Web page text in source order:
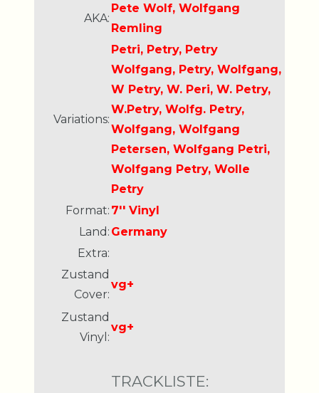
AKA:
Pete Wolf, Wolfgang
Remling
Variations:
Petri, Petry, Petry
Wolfgang, Petry, Wolfgang,
W Petry, W. Peri, W. Petry,
W.Petry, Wolfg. Petry,
Wolfgang, Wolfgang
Petersen, Wolfgang Petri,
Wolfgang Petry, Wolle
Petry
Format: 7'' Vinyl
Land: Germany
Extra:
Zustand
Cover:
vg+
Zustand
Vinyl:
vg+
TRACKLISTE: